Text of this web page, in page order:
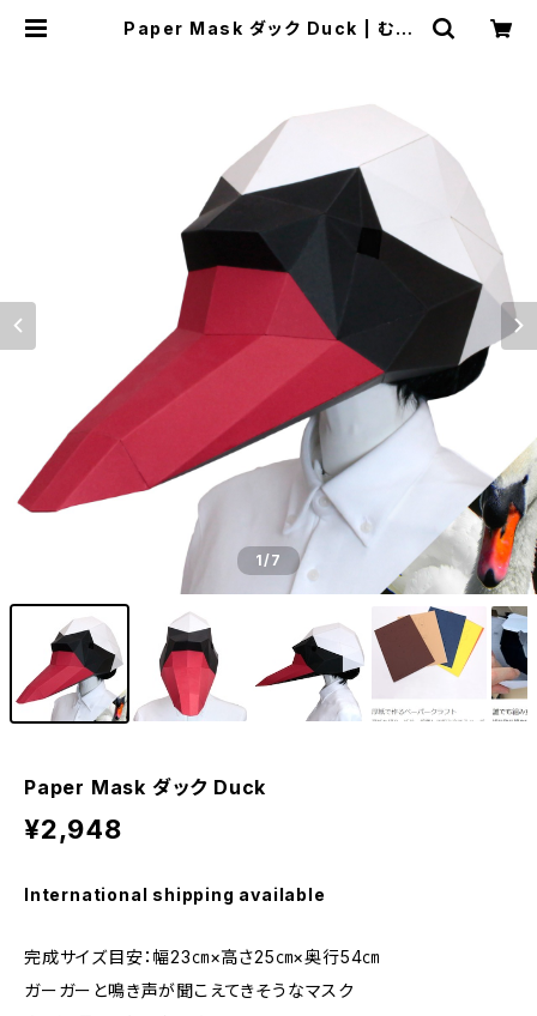
Paper Mask ダック Duck | むに
1/7
Paper Mask ダック Duck
¥2,948
International shipping available
完成サイズ目安：幅23㎝×高さ25㎝×奥行54㎝
ガーガーと鳴き声が聞こえてきそうなマスク